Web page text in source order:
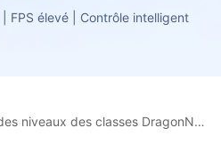
FPS élevé | Contrôle intelligent
niveaux des classes DragonNe